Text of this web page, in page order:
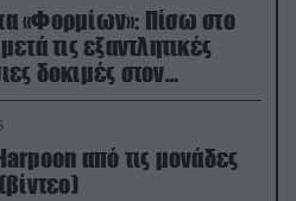
«Φορμίων»: Πίσω στο
τις εξαντλητικές
στον
Βισκαϊκό
από τις μονάδες